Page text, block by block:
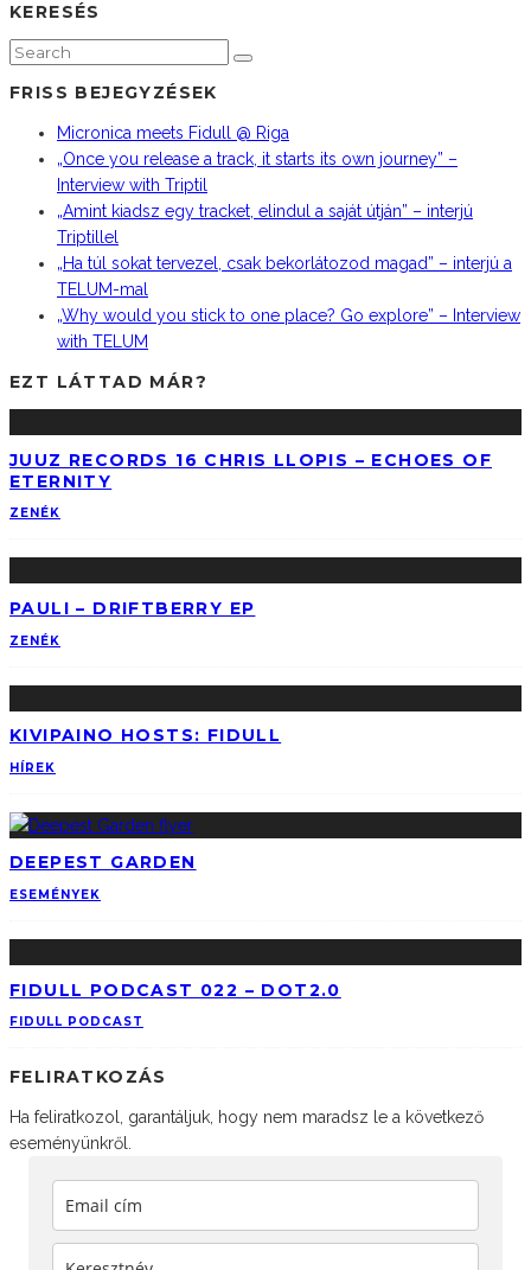
KERESÉS
FRISS BEJEGYZÉSEK
Micronica meets Fidull @ Riga
„Once you release a track, it starts its own journey” –
Interview with Triptil
„Amint kiadsz egy tracket, elindul a saját útján” – interjú
Triptillel
„Ha túl sokat tervezel, csak bekorlátozod magad” – interjú a
TELUM-mal
„Why would you stick to one place? Go explore” – Interview
with TELUM
EZT LÁTTAD MÁR?
JUUZ RECORDS 16 CHRIS LLOPIS – ECHOES OF
ETERNITY
ZENÉK
PAULI – DRIFTBERRY EP
ZENÉK
KIVIPAINO HOSTS: FIDULL
HÍREK
DEEPEST GARDEN
ESEMÉNYEK
FIDULL PODCAST 022 – DOT2.0
FIDULL PODCAST
FELIRATKOZÁS
Ha feliratkozol, garantáljuk, hogy nem maradsz le a következő
eseményünkről.